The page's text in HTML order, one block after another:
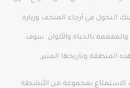
التجول في أرجاء المتحف وزيارة
بالحياة والألوان. سوف
المنطقة وتاريخها المثير.
الاستمتاع بمجموعة من الأنشطة